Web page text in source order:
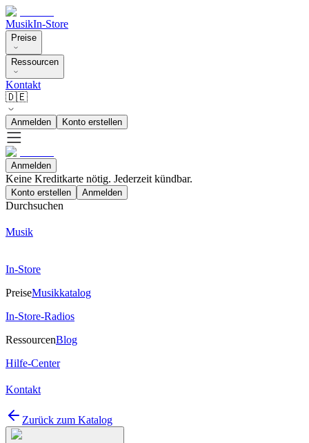
MusikIn-Store
Preise
Ressourcen
Kontakt
🇩🇪
Anmelden Konto erstellen
Anmelden
Keine Kreditkarte nötig. Jederzeit kündbar.
Konto erstellen Anmelden
Durchsuchen
Musik
In-Store
PreiseMusikkatalog
In-Store-Radios
RessourcenBlog
Hilfe-Center
Kontakt
Zurück zum Katalog